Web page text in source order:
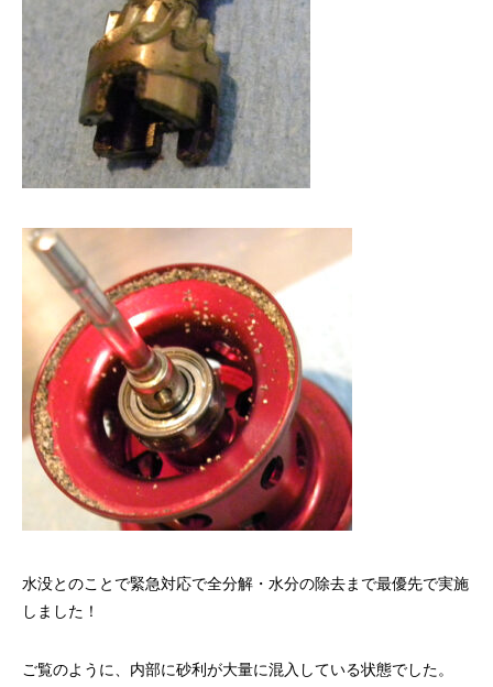
水没とのことで緊急対応で全分解・水分の除去まで最優先で実施
しました！
ご覧のように、内部に砂利が大量に混入している状態でした。